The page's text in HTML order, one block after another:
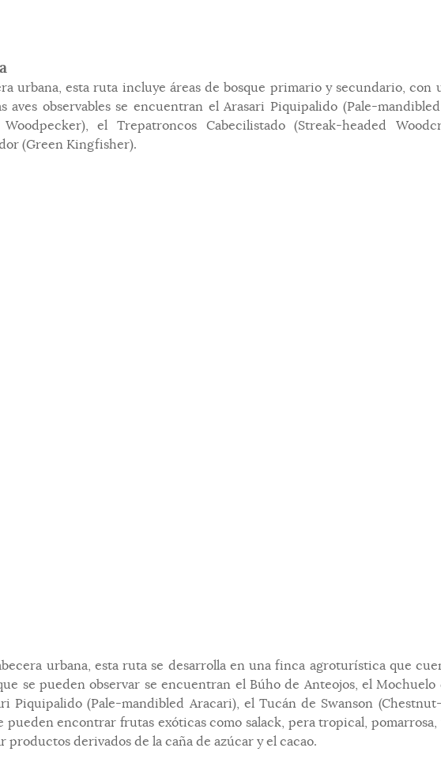
urbana, esta ruta incluye áreas de bosque primario y secundario, con
aves observables se encuentran el Arasari Piquipalido (Pale-
el Trepatroncos Cabecilistado (Streak-headed
(Green Kingfisher).
urbana, esta ruta se desarrolla en una finca agroturística que
se pueden observar se encuentran el Búho de Anteojos, el
Piquipalido (Pale-mandibled Aracari), el Tucán de Swanson
pueden encontrar frutas exóticas como salack, pera tropical,
productos derivados de la caña de azúcar y el cacao.